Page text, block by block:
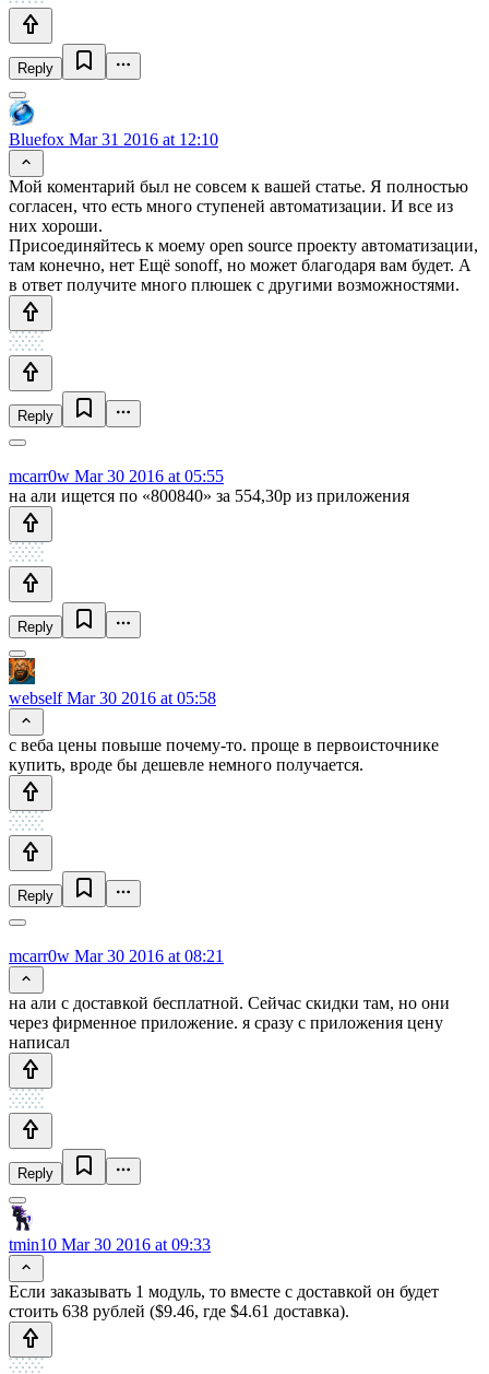
Reply
Bluefox Mar 31 2016 at 12:10
Мой коментарий был не совсем к вашей статье. Я полностью
согласен, что есть много ступеней автоматизации. И все из
них хороши.
Присоединяйтесь к моему open source проекту автоматизации,
там конечно, нет Ещё sonoff, но может благодаря вам будет. А
в ответ получите много плюшек с другими возможностями.
Reply
mcarr0w Mar 30 2016 at 05:55
на али ищется по «800840» за 554,30р из приложения
Reply
webselfMar 30 2016 at 05:58
с веба цены повыше почему-то. проще в первоисточнике
купить, вроде бы дешевле немного получается.
Reply
mcarr0w Mar 30 2016 at 08:21
на али с доставкой бесплатной. Сейчас скидки там, но они
через фирменное приложение. я сразу с приложения цену
написал
Reply
tmin10 Mar 30 2016 at 09:33
Если заказывать 1 модуль, то вместе с доставкой он будет
стоить 638 рублей ($9.46, где $4.61 доставка).